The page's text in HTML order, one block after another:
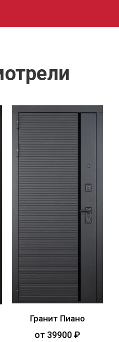
Гранит Пиано
от 39900 ₽